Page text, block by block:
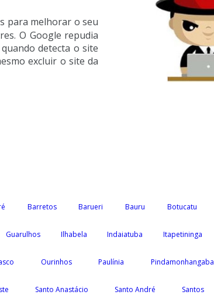
para melhorar o seu
O Google repudia
detecta o site
excluir o site da
Barretos Barueri Bauru Botucatu
Guarulhos Ilhabela Indaiatuba Itapetininga
Ourinhos Paulínia Pindamonhangaba
Santo Anastácio Santo André Santos